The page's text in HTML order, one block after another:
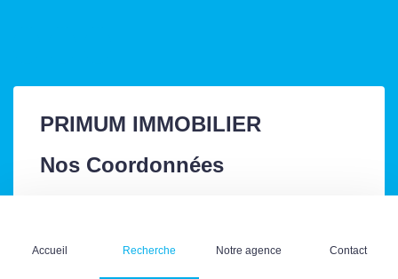
Accueil Recherche Notre agence Contact
PRIMUM IMMOBILIER
Nos Coordonnées
Tél. : +33 4 73 93 63 63